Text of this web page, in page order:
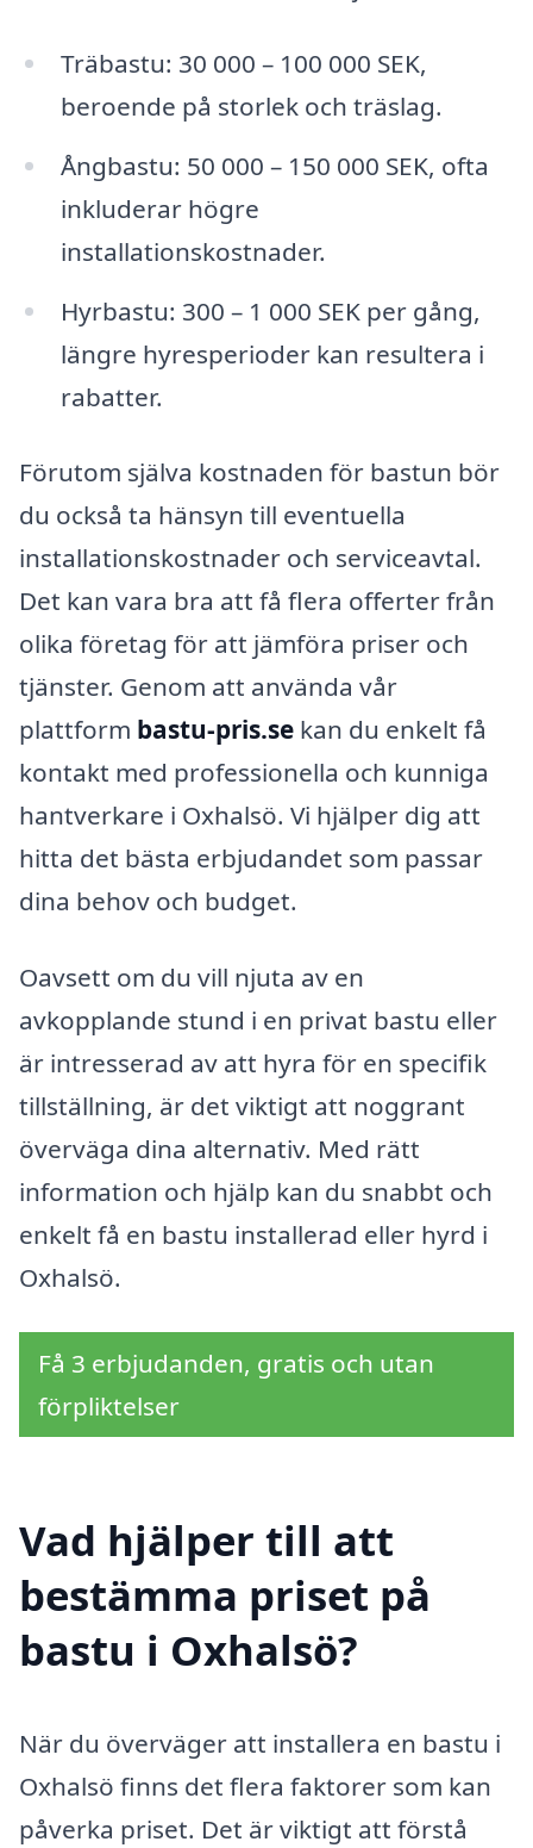
Träbastu: 30 000 – 100 000 SEK,
beroende på storlek och träslag.
Ångbastu: 50 000 – 150 000 SEK, ofta
inkluderar högre
installationskostnader.
Hyrbastu: 300 – 1 000 SEK per gång,
längre hyresperioder kan resultera i
rabatter.
Förutom själva kostnaden för bastun bör
du också ta hänsyn till eventuella
installationskostnader och serviceavtal.
Det kan vara bra att få flera offerter från
olika företag för att jämföra priser och
tjänster. Genom att använda vår
plattform bastu-pris.se kan du enkelt få
kontakt med professionella och kunniga
hantverkare i Oxhalsö. Vi hjälper dig att
hitta det bästa erbjudandet som passar
dina behov och budget.
Oavsett om du vill njuta av en
avkopplande stund i en privat bastu eller
är intresserad av att hyra för en specifik
tillställning, är det viktigt att noggrant
överväga dina alternativ. Med rätt
information och hjälp kan du snabbt och
enkelt få en bastu installerad eller hyrd i
Oxhalsö.
Få 3 erbjudanden, gratis och utan
förpliktelser
Vad hjälper till att
bestämma priset på
bastu i Oxhalsö?
När du överväger att installera en bastu i
Oxhalsö finns det flera faktorer som kan
påverka priset. Det är viktigt att förstå